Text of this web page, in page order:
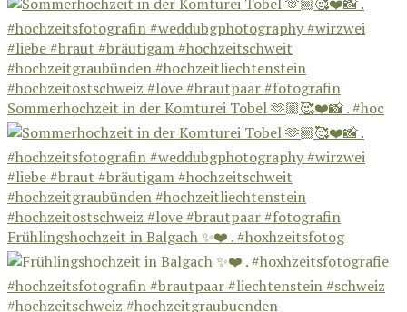
Sommerhochzeit in der Komturei Tobel 🫶🏼🥰❤️📸 . #hoc
Frühlingshochzeit in Balgach ✨❤️ . #hoxhzeitsfotog